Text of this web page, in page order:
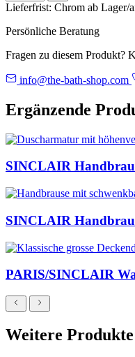
Lieferfrist: Chrom ab Lager/
Persönliche Beratung
Fragen zu diesem Produkt?
info@the-bath-shop.com
Ergänzende
SINCLAIR
SINCLAIR
PARIS/SINCLAIR
Weitere Produkte